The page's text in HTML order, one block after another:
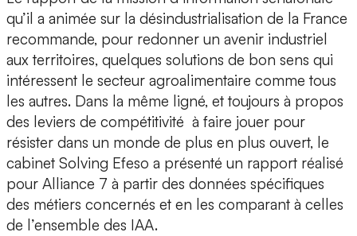
qu’il a animée sur la désindustrialisation de la France
recommande, pour redonner un avenir industriel
aux territoires, quelques solutions de bon sens qui
intéressent le secteur agroalimentaire comme tous
les autres. Dans la même ligné, et toujours à propos
des leviers de compétitivité à faire jouer pour
résister dans un monde de plus en plus ouvert, le
cabinet Solving Efeso a présenté un rapport réalisé
pour Alliance 7 à partir des données spécifiques
des métiers concernés et en les comparant à celles
de l’ensemble des IAA.